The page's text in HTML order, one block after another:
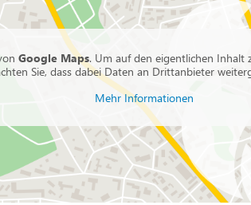
Google Maps. Um auf den eigentlichen Inhalt
Sie, dass dabei Daten an Drittanbieter
Mehr Informationen